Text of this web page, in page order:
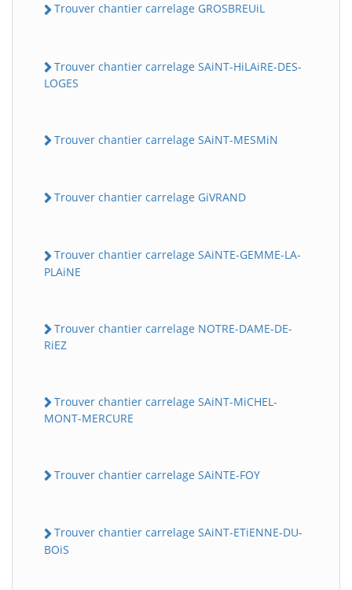
Trouver chantier carrelage GROSBREUiL
Trouver chantier carrelage SAiNT-HiLAiRE-DES-
LOGES
Trouver chantier carrelage SAiNT-MESMiN
Trouver chantier carrelage GiVRAND
Trouver chantier carrelage SAiNTE-GEMME-LA-
PLAiNE
Trouver chantier carrelage NOTRE-DAME-DE-
RiEZ
Trouver chantier carrelage SAiNT-MiCHEL-
MONT-MERCURE
Trouver chantier carrelage SAiNTE-FOY
Trouver chantier carrelage SAiNT-ETiENNE-DU-
BOiS